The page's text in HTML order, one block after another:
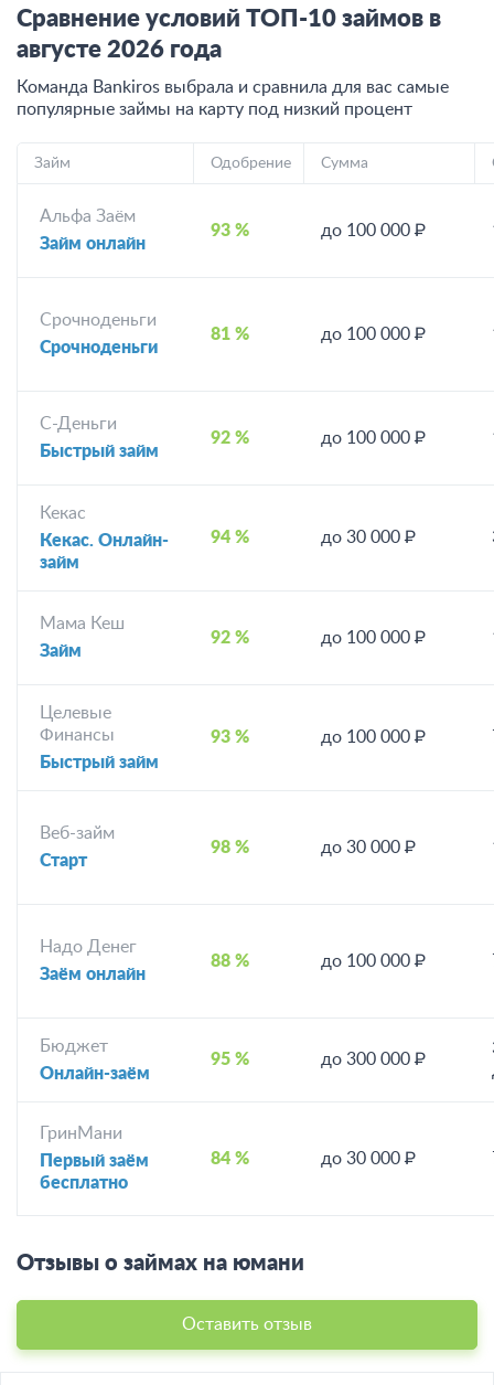
Сравнение условий ТОП-10 займов в
августе 2026 года
Команда Bankiros выбрала и сравнила для вас самые
популярные займы на карту под низкий процент
Займ Одобрение Сумма
Альфа Заём
Займ онлайн
93 % до 100 000 ₽
Срочноденьги
Срочноденьги
81 % до 100 000 ₽
С-Деньги
Быстрый займ
92 % до 100 000 ₽
Кекас
Кекас. Онлайн-
займ
94 % до 30 000 ₽
Мама Кеш
Займ
92 % до 100 000 ₽
Целевые
Финансы
Быстрый займ
93 % до 100 000 ₽
Веб-займ
Старт
98 % до 30 000 ₽
Надо Денег
Заём онлайн
88 % до 100 000 ₽
Бюджет
Онлайн-заём
95 % до 300 000 ₽
ГринМани
Первый заём
бесплатно
84 % до 30 000 ₽
Отзывы о займах на юмани
Оставить отзыв